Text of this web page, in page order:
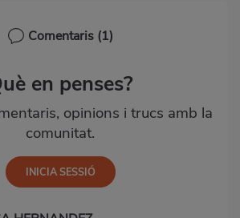
Comentaris (1)
en penses?
opinions i trucs amb la
comunitat.